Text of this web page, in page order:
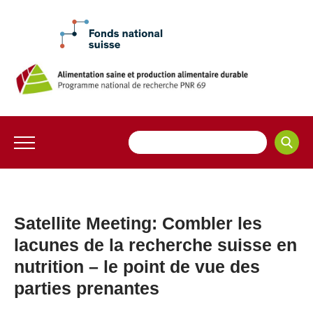
Satellite Meeting: Combler les
lacunes de la recherche suisse en
nutrition – le point de vue des
parties prenantes